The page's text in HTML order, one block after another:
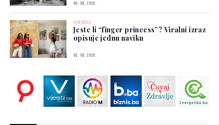
06. 08. 2026.
LIFESTYLE
Jeste li “finger princess”? Viralni izraz
opisuje jednu naviku
05. 08. 2026.